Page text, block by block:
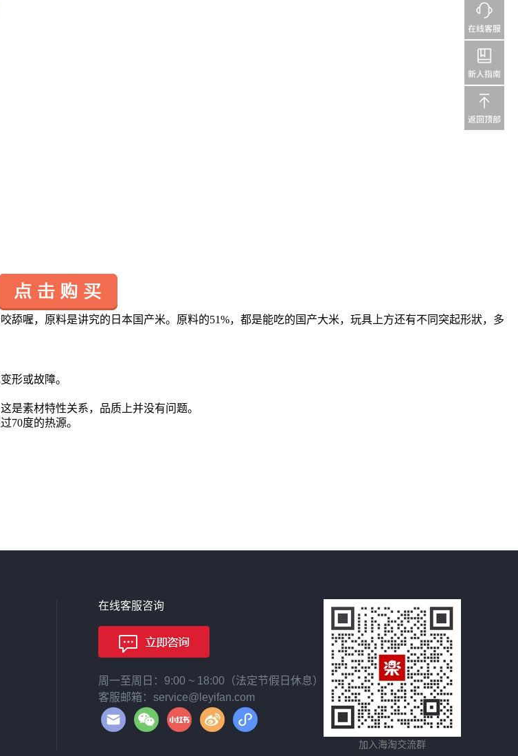
舔喔，原料是讲究的日本国产米。原料的51%，都是能吃的国产大米，玩具上方还有不同突起形狀，多
形或故障。
是素材特性关系，品质上并没有问题。
70度的热源。
在线客服咨询
周一至周日：9:00 ~ 18:00（法定节假日休息）
客服邮箱：service@leyifan.com
加入海淘交流群